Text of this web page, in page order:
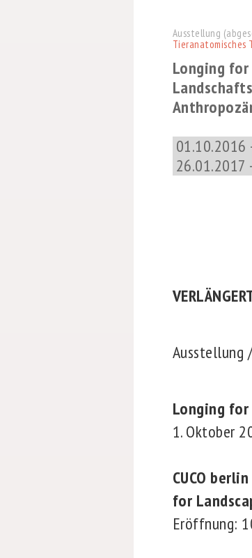
Ausstellung
Tieranatomisches
Longing for
01.10.2016
26.01.2017
Ausstellung
Longing
1. Oktober
CUCO berlin
for
Eröffnung: